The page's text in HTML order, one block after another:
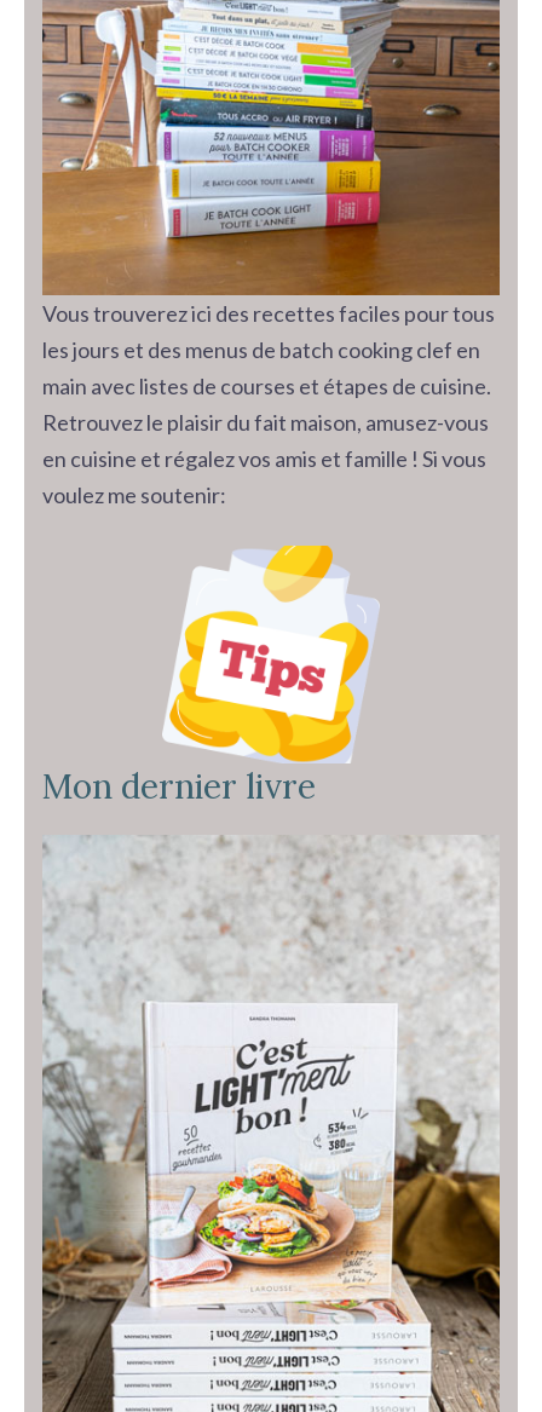
Vous trouverez ici des recettes faciles pour tous
les jours et des menus de batch cooking clef en
main avec listes de courses et étapes de cuisine.
Retrouvez le plaisir du fait maison, amusez-vous
en cuisine et régalez vos amis et famille ! Si vous
voulez me soutenir:
Mon dernier livre